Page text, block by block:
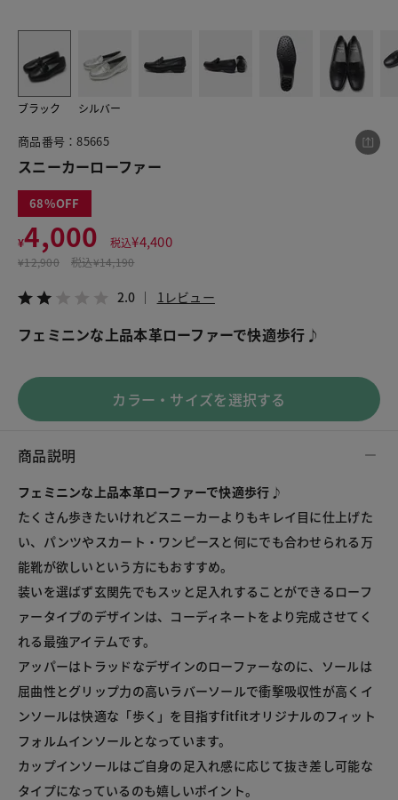
ブラック シルバー
商品番号：85665
スニーカーローファー
68
¥4,000 税込¥4,400
¥12,900 税込¥14,190
2.0 1レビュー
フェミニンな上品本革ローファーで快適歩行♪
カラー・サイズを選択する
商品説明
フェミニンな上品本革ローファーで快適歩行♪
たくさん歩きたいけれどスニーカーよりもキレイ目に仕上げた
い、パンツやスカート・ワンピースと何にでも合わせられる万
能靴が欲しいという方にもおすすめ。
装いを選ばず玄関先でもスッと足入れすることができるローフ
ァータイプのデザインは、コーディネートをより完成させてく
れる最強アイテムです。
アッパーはトラッドなデザインのローファーなのに、ソールは
屈曲性とグリップ力の高いラバーソールで衝撃吸収性が高くイ
ンソールは快適な「歩く」を目指すfitfitオリジナルのフィット
フォルムインソールとなっています。
カップインソールはご自身の足入れ感に応じて抜き差し可能な
タイプになっているのも嬉しいポイント。
この商品をシェアする
¥4,000